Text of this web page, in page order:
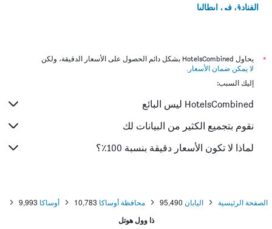
الفنادق في إيطاليا
*
يحاول HotelsCombined بشكل دائم الحصول على الأسعار الدقيقة، ولكن
لا يمكن ضمان الأسعار .
إليك السبب:
HotelsCombined ليس البائع
نقوم بتجميع الكثير من البيانات لك
لماذا لا تكون الأسعار دقيقة بنسبة 100٪؟
الصفحة الرئيسية اليابان 95,490 محافظة أوساكا 10,783 أوساكا 9,993
ذا وول هوتل